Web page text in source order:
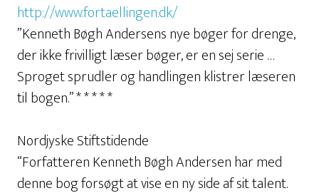
http://www.fortaellingen.dk/
”Kenneth Bøgh Andersens nye bøger for drenge,
der ikke frivilligt læser bøger, er en sej serie …
Sproget sprudler og handlingen klistrer læseren
til bogen.” * * * * *
Nordjyske Stiftstidende
“Forfatteren Kenneth Bøgh Andersen har med
denne bog forsøgt at vise en ny side af sit talent.